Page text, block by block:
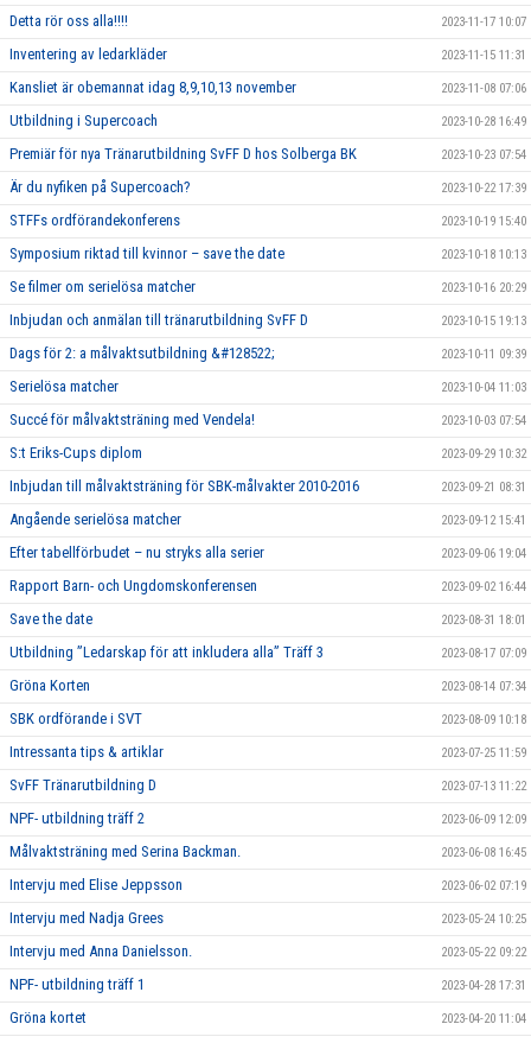
Detta rör oss alla!!!! 2023-11-17 10:07
Inventering av ledarkläder 2023-11-15 11:31
Kansliet är obemannat idag 8,9,10,13 november 2023-11-08 07:06
Utbildning i Supercoach 2023-10-28 16:49
Premiär för nya Tränarutbildning SvFF D hos Solberga BK 2023-10-23 07:54
Är du nyfiken på Supercoach? 2023-10-22 17:39
STFFs ordförandekonferens 2023-10-19 15:40
Symposium riktad till kvinnor – save the date 2023-10-18 10:13
Se filmer om serielösa matcher 2023-10-16 20:29
Inbjudan och anmälan till tränarutbildning SvFF D 2023-10-15 19:13
Dags för 2: a målvaktsutbildning &#128522; 2023-10-11 09:39
Serielösa matcher 2023-10-04 11:03
Succé för målvaktsträning med Vendela! 2023-10-03 07:54
S:t Eriks-Cups diplom 2023-09-29 10:32
Inbjudan till målvaktsträning för SBK-målvakter 2010-2016 2023-09-21 08:31
Angående serielösa matcher 2023-09-12 15:41
Efter tabellförbudet – nu stryks alla serier 2023-09-06 19:04
Rapport Barn- och Ungdomskonferensen 2023-09-02 16:44
Save the date 2023-08-31 18:01
Utbildning ”Ledarskap för att inkludera alla” Träff 3 2023-08-17 07:09
Gröna Korten 2023-08-14 07:34
SBK ordförande i SVT 2023-08-09 10:18
Intressanta tips & artiklar 2023-07-25 11:59
SvFF Tränarutbildning D 2023-07-13 11:22
NPF- utbildning träff 2 2023-06-09 12:09
Målvaktsträning med Serina Backman. 2023-06-08 16:45
Intervju med Elise Jeppsson 2023-06-02 07:19
Intervju med Nadja Grees 2023-05-24 10:25
Intervju med Anna Danielsson. 2023-05-22 09:22
NPF- utbildning träff 1 2023-04-28 17:31
Gröna kortet 2023-04-20 11:04